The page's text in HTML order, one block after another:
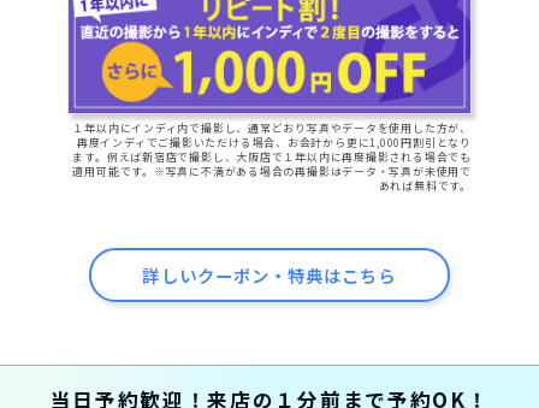
１年以内にインディ内で撮影し、通常どおり写真やデータを使用した方が、
再度インディでご撮影いただける場合、お会計から更に1,000円割引となり
ます。例えば新宿店で撮影し、大阪店で１年以内に再度撮影される場合でも
適用可能です。※写真に不満がある場合の再撮影はデータ・写真が未使用で
あれば無料です。
詳しいクーポン・特典はこちら
当日予約歓迎！来店の１分前まで予約OK！